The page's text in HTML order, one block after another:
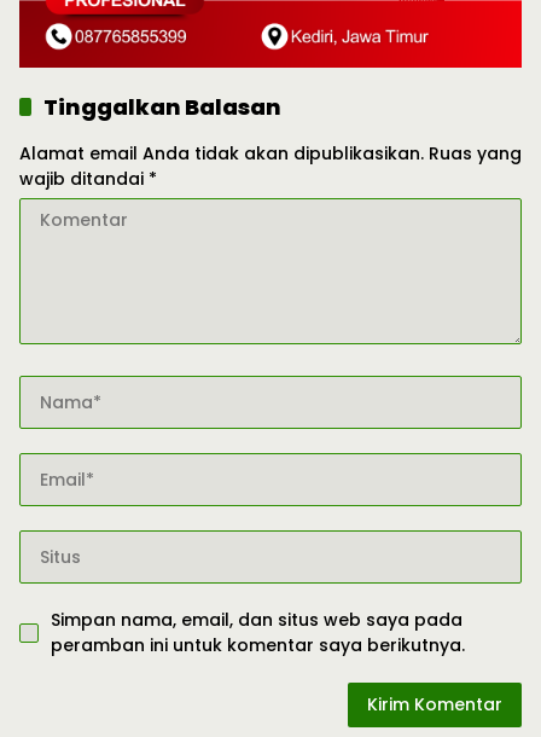
Tinggalkan Balasan
Alamat email Anda tidak akan dipublikasikan. Ruas yang
wajib ditandai *
Simpan nama, email, dan situs web saya pada
peramban ini untuk komentar saya berikutnya.